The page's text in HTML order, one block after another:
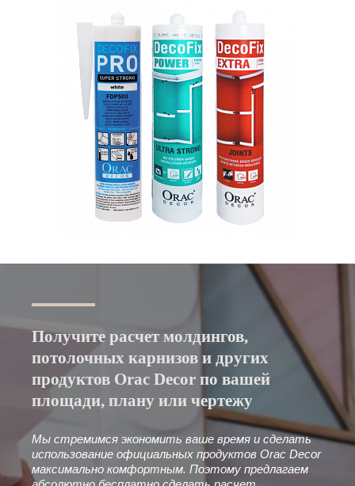
Получите расчет молдингов,
потолочных карнизов и других
продуктов Orac Decor по вашей
площади, плану или чертежу
Мы стремимся экономить ваше время и сделать
использование официальных продуктов Orac Decor
максимально комфортным. Поэтому предлагаем